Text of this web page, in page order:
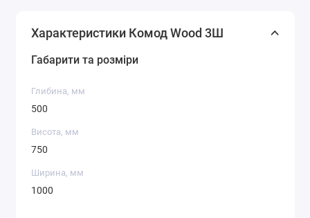
Характеристики Комод Wood 3Ш
Габарити та розміри
Глибина, мм
500
Висота, мм
750
Ширина, мм
1000